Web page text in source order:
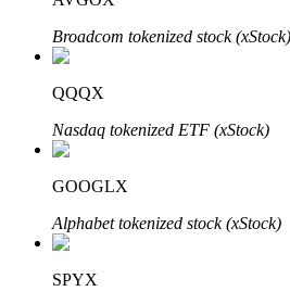
Investasi Otomatis
Raih keuntungan jangka panjang
Broadcom tokenized stock (xStock)
QQQX
Nasdaq tokenized ETF (xStock)
GOOGLX
Alphabet tokenized stock (xStock)
SPYX